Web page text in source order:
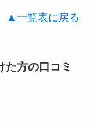
▲一覧表に戻る
た方の口コミ